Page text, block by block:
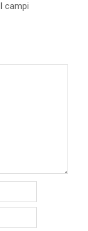
I campi